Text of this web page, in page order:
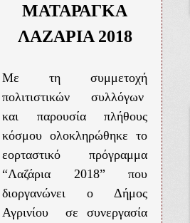
ΜΑΤΑΡΑΓΚΑ
ΛΑΖΑΡΙΑ 2018
Με τη συμμετοχή
πολιτιστικών συλλόγων
και παρουσία πλήθους
κόσμου ολοκληρώθηκε το
εορταστικό πρόγραμμα
“Λαζάρια 2018” που
διοργανώνει ο Δήμος
Αγρινίου σε συνεργασία